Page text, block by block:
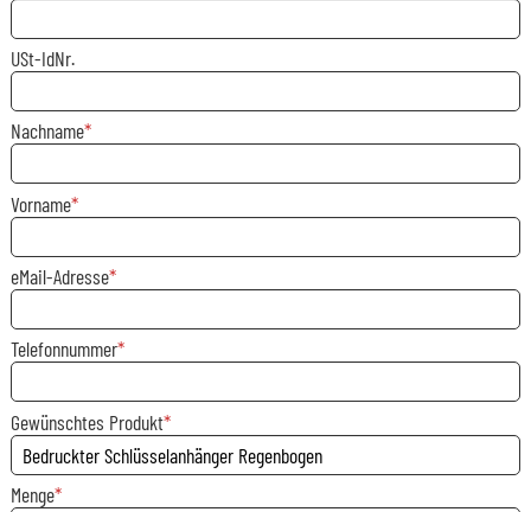
USt-IdNr.
Nachname
Vorname
eMail-Adresse
Telefonnummer
Gewünschtes Produkt
Menge